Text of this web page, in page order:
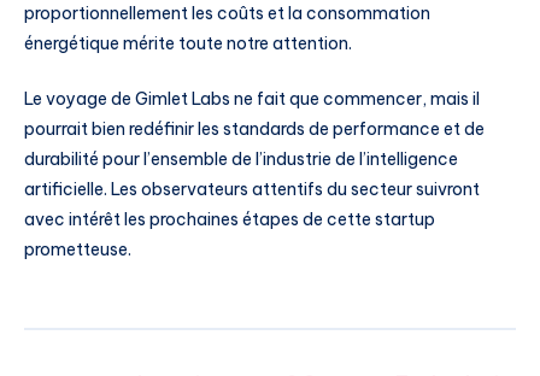
proportionnellement les coûts et la consommation
énergétique mérite toute notre attention.
Le voyage de Gimlet Labs ne fait que commencer, mais il
pourrait bien redéfinir les standards de performance et de
durabilité pour l’ensemble de l’industrie de l’intelligence
artificielle. Les observateurs attentifs du secteur suivront
avec intérêt les prochaines étapes de cette startup
prometteuse.